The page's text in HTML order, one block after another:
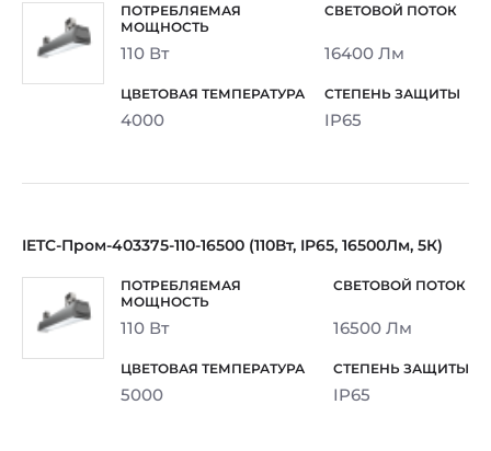
110 Вт 16400 Лм
4000 IP65
IETC-Пром-403375-110-16500 (110Вт, IP65, 16500Лм, 5К)
110 Вт 16500 Лм
5000 IP65